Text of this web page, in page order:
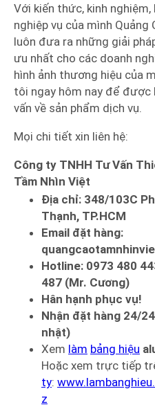
Với kiến thức, kinh nghiệm,
nghiệp vụ của mình Quảng
luôn đưa ra những giải
ưu nhất cho các doanh
hình ảnh thương hiệu của
tôi ngay hôm nay để
vấn về sản phẩm dịch vụ.
Mọi chi tiết xin liên hệ:
Công ty TNHH Tư Vấn
Tầm Nhìn Việt
Địa chỉ: 348/103C
Thạnh, TP.HCM
Email đặt hàng:
Hotline: 0973 480
487 (Mr. Cương)
Hân hạnh phục vụ!
Nhận đặt hàng 24/
nhật)
Xem làm bảng hiệu
Hoặc xem trực tiếp
ty:
z